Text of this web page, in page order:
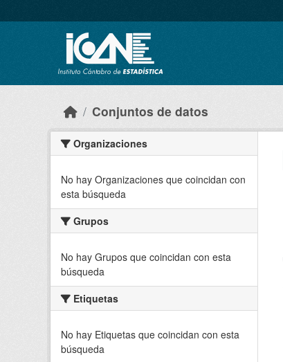
Conjuntos de datos
Organizaciones
No hay Organizaciones que coincidan con
esta búsqueda
Grupos
No hay Grupos que coincidan con esta
búsqueda
Etiquetas
No hay Etiquetas que coincidan con esta
búsqueda